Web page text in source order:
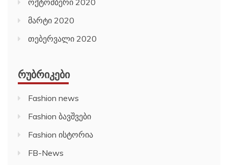
მარტი 2020
თებერვალი 2020
ᲠᲣᲑᲠᲘᲙᲔᲑᲘ
Fashion news
Fashion ბავშვები
Fashion ისტორია
FB-News